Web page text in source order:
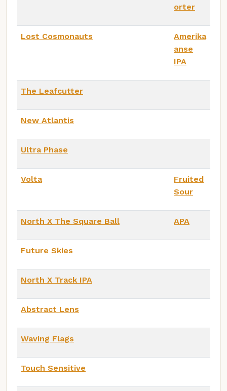
orter
Lost Cosmonauts
Amerika
anse
IPA
The Leafcutter
New Atlantis
Ultra Phase
Volta
Fruited
Sour
North X The Square Ball APA
Future Skies
North X Track IPA
Abstract Lens
Waving Flags
Touch Sensitive